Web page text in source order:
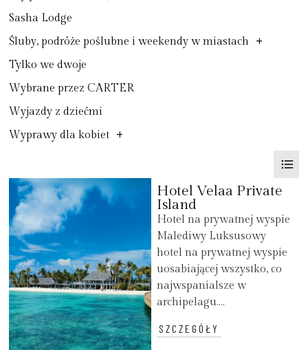
Sasha Lodge
Śluby, podróże poślubne i weekendy w miastach
+
Tylko we dwoje
Wybrane przez CARTER
Wyjazdy z dziećmi
Wyprawy dla kobiet +
Hotel Velaa Private
Island
Hotel na prywatnej wyspie
Malediwy Luksusowy
hotel na prywatnej wyspie
uosabiającej wszystko, co
najwspanialsze w
archipelagu....
SZCZEGÓŁY